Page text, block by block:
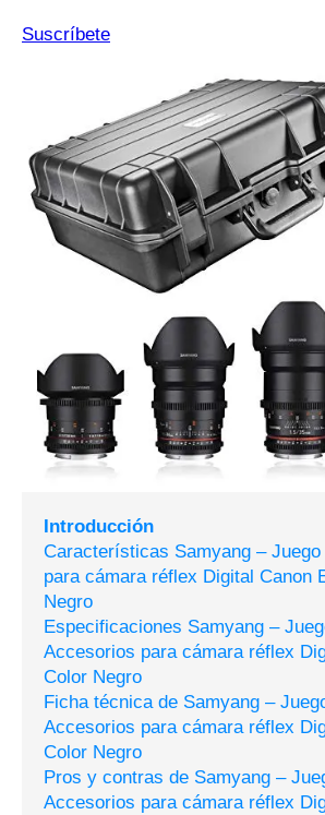
Suscríbete
Introducción
Características Samyang –
para cámara réflex Digital Canon
Negro
Especificaciones Samyang –
Accesorios para cámara réflex
Color Negro
Ficha técnica de Samyang –
Accesorios para cámara réflex
Color Negro
Pros y contras de Samyang –
Accesorios para cámara réflex